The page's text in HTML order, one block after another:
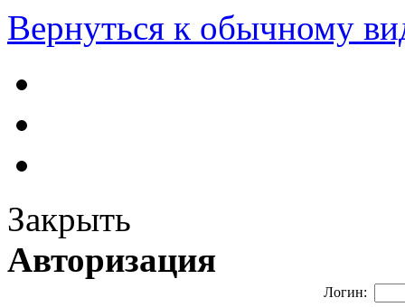
Вернуться к обычному
Закрыть
Авторизация
Логин: